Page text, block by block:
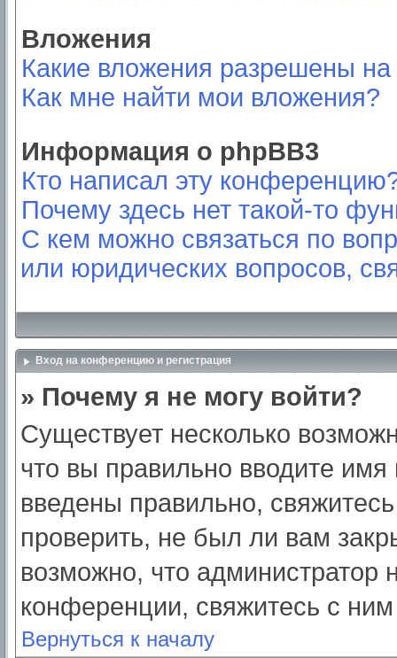
Вложения
Какие вложения разрешены
Как мне найти мои вложения?
Информация о phpBB3
Кто написал эту
Почему здесь нет такой-то
С кем можно связаться по
или юридических вопросов,
Вход на конференцию и регистрация
» Почему я не могу войти?
Существует несколько
что вы правильно вводите
введены правильно,
проверить, не был ли вам
возможно, что администратор
конференции, свяжитесь с
Вернуться к началу